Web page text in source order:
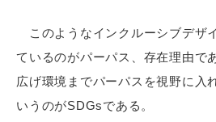
このようなインクルーシブデザ
ているのがパーパス、存在理由で
広げ環境までパーパスを視野に入
いうのがSDGsである。